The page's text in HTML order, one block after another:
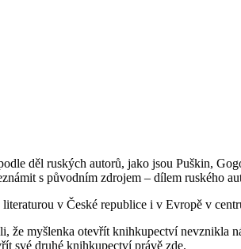
děl ruských autorů, jako jsou Puškin,
s původním zdrojem – dílem ruského
v České republice i v Evropě v
že myšlenka otevřít knihkupectví
své druhé knihkupectví právě zde.